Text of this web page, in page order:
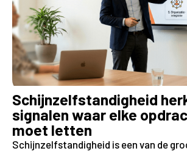
Schijnzelfstandigheid
signalen waar elke
moet letten
Schijnzelfstandigheid is een van de